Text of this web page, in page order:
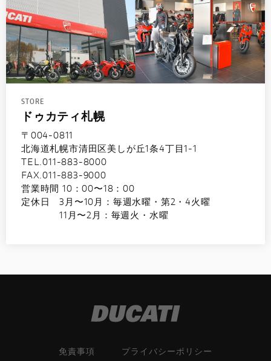
STORE
ドゥカティ札幌
〒004-0811
北海道札幌市清田区美しが丘1条4丁目1-1
TEL.011-883-8000
FAX.011-883-9000
営業時間 10：00〜18：00
定休日 3月〜10月：毎週水曜・第2・4火曜
11月〜2月：毎週火・水曜
免責事項 プライバシーポリシー